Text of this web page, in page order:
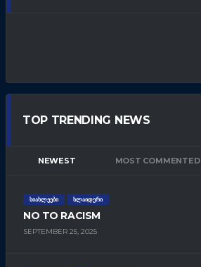
TOP TRENDING NEWS
NEWEST MOST COMMENTED
ᲡᲘᲐᲮᲚᲔᲔᲑᲘ ᲡᲚᲐᲘᲓᲔᲠᲘ
NO TO RACISM
SEPTEMBER 25, 2025